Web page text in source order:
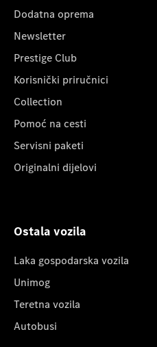
Dodatna oprema
Newsletter
Prestige Club
Korisnički priručnici
Collection
Pomoć na cesti
Servisni paketi
Originalni dijelovi
Ostala vozila
Laka gospodarska vozila
Unimog
Teretna vozila
Autobusi